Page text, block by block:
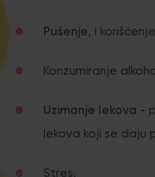
Pušenje, i
Konzumiranje
Uzimanje lekova -
lekova koji se daju
Stres.